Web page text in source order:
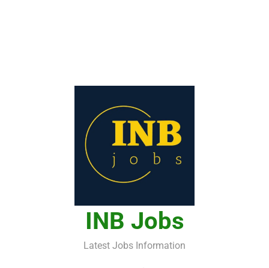
INB Jobs
Latest Jobs Information